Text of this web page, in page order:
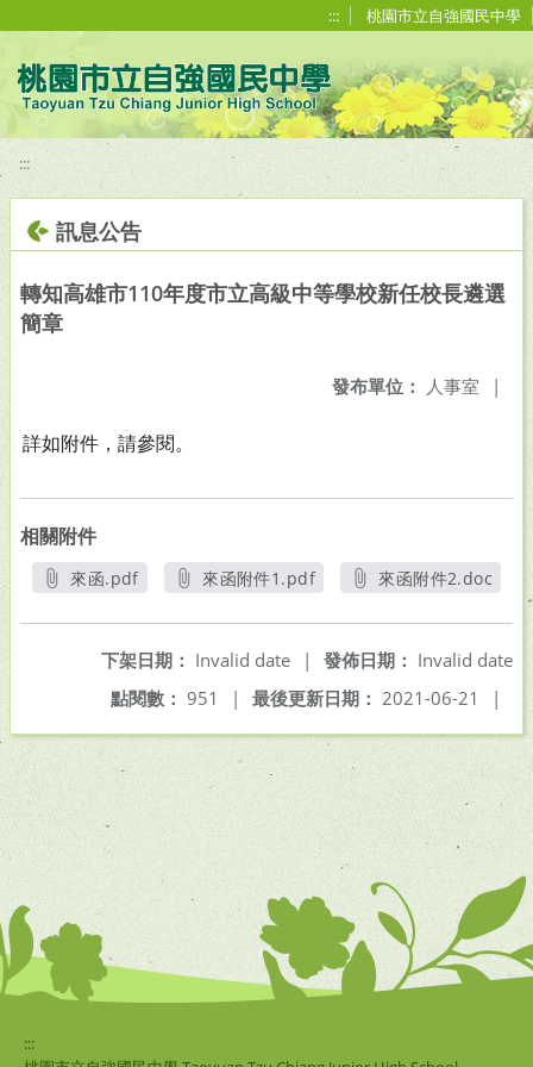
::: 桃園市立自強國民中學
:::
訊息公告
轉知高雄市110年度市立高級中等學校新任校長遴選
簡章
發布單位： 人事室 |
詳如附件，請參閱。
相關附件
來函.pdf
來函附件1.pdf
來函附件2.doc
發佈日期： Invalid date
下架日期： Invalid date
|
最後更新日期： 2021-06-21 |
點閱數： 951 |
:::